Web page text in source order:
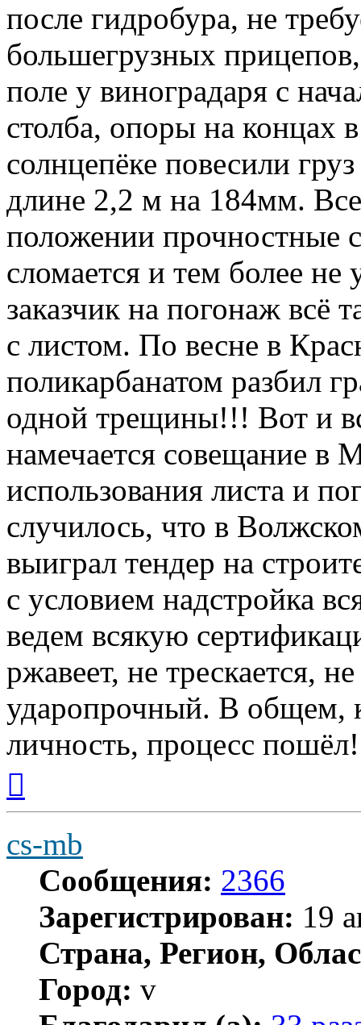
после гидробура, не
большегрузных
поле у виноградаря с
столба, опоры на концах
солнцепёке повесили
длине 2,2 м на 184мм.
положении прочностные
сломается и тем более
заказчик на погонаж всё
с листом. По весне в
поликарбанатом разбил
одной трещины!!! Вот и
намечается совещание в
использования листа и
случилось, что в
выиграл тендер на
с условием надстройка
ведем всякую
ржавеет, не трескается,
ударопрочный. В общем,
личность, процесс пошёл!
началу
cs-mb
Сообщения: 2366
Зарегистрирован: 19
Страна, Регион,
Город: v